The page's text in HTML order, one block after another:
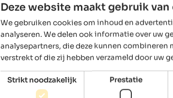
Deze website maakt gebruik
We gebruiken cookies om inhoud en
analyseren. We delen ook informatie over uw
analysepartners, die deze kunnen
verstrekt of die zij hebben verzameld door uw
Strikt noodzakelijk Prestatie